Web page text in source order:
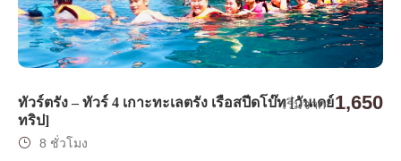
ทัวร์ตรัง – ทัวร์ 4 เกาะทะเลตรัง เรือสปีดโบ๊ท [วันเดย์
ทริป]
เริ่มจาก 1,650
8 ชั่วโมง